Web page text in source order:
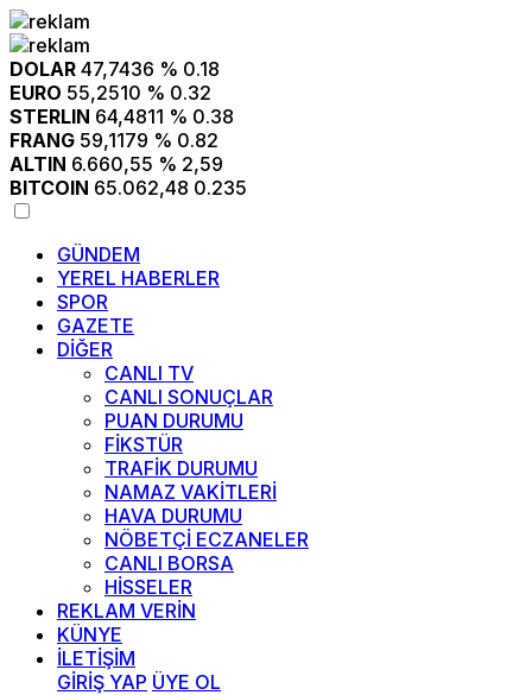
DOLAR 47,7436 % 0.18
EURO 55,2510 % 0.32
STERLIN 64,4811 % 0.38
FRANG 59,1179 % 0.82
ALTIN 6.660,55 % 2,59
BITCOIN 65.062,48 0.235
GÜNDEM
YEREL HABERLER
SPOR
GAZETE
DİĞER
CANLI TV
CANLI SONUÇLAR
PUAN DURUMU
FİKSTÜR
TRAFİK DURUMU
NAMAZ VAKİTLERİ
HAVA DURUMU
NÖBETÇİ ECZANELER
CANLI BORSA
HİSSELER
REKLAM VERİN
KÜNYE
İLETİŞİM
GİRİŞ YAP ÜYE OL
14:26 Sivas Belediyesi Türkiye’ye örnek oldu
15:12
Klavye Kahramanlığı Değil, Şimdi Sivasspor’a Destek Zamanı!
14:21
SBTÜ’nün iki takımı TEKNOFEST savaşan İHA yarışmasında finalde
14:02 ÖNDER derneğinden LGS birincilerine ödül
12:36
SCÜ’den Dünya Tıp Literatürüne Geçen Tarihi Başarı
12:34 Ustalık ve kalfalık sınav başvuruları başladı
11:20 “Ben değil, Biz olalım“
13:25
İsmet Taşdemir: “Lige galibiyetle başlamak istiyoruz”
13:24 Yağışlar berekete dönüştü
9:26 Yangın Gerçeği ve İtfaiyenin Geleceği
14:26 Sivas Belediyesi Türkiye’ye örnek oldu